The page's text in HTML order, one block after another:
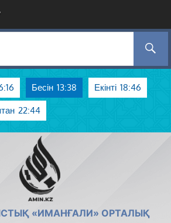
Бесін 13:38 Екінті 18:46
22:44
«ИМАНҒАЛИ» ОРТАЛЫҚ